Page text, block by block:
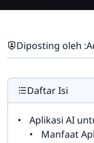
Diposting oleh :
Daftar Isi
Aplikasi AI untuk
Manfaat